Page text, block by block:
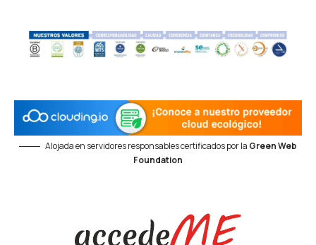
Alojada en servidores responsables certificados por la Green Web
Foundation